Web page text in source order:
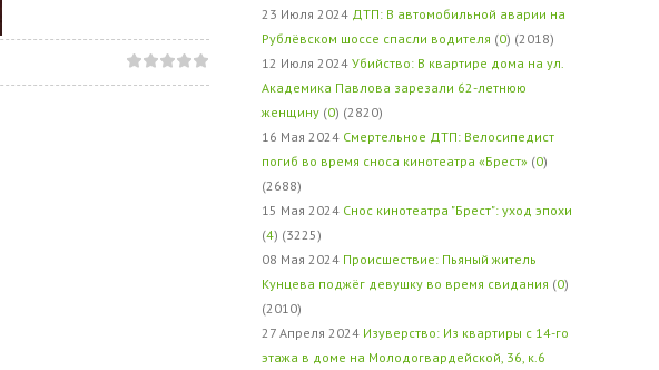
23 Июля 2024 ДТП: В автомобильной аварии на
Рублёвском шоссе спасли водителя (0) (2018)
12 Июля 2024 Убийство: В квартире дома на ул.
Академика Павлова зарезали 62-летнюю
женщину (0) (2820)
16 Мая 2024 Смертельное ДТП: Велосипедист
погиб во время сноса кинотеатра «Брест» (0)
(2688)
15 Мая 2024 Снос кинотеатра "Брест": уход эпохи
(4) (3225)
08 Мая 2024 Происшествие: Пьяный житель
Кунцева поджёг девушку во время свидания (0)
(2010)
27 Апреля 2024 Изуверство: Из квартиры с 14-го
этажа в доме на Молодогвардейской, 36, к.6